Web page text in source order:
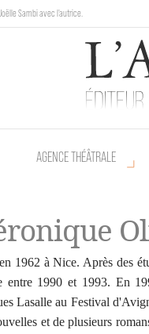
Sambi avec l'autrice.
au Poetik Bazar tout le weekend !
AGENCE THÉÂTRALE
1962 à Nice. Après des
entre 1990 et 1993. En
Lasalle au Festival
et de plusieurs